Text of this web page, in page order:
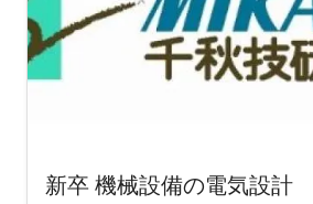
新卒 機械設備の電気設計